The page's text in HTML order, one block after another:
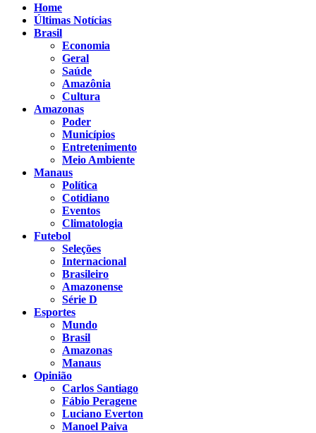
Home
Últimas Notícias
Brasil
Economia
Geral
Saúde
Amazônia
Cultura
Amazonas
Poder
Municípios
Entretenimento
Meio Ambiente
Manaus
Política
Cotidiano
Eventos
Climatologia
Futebol
Seleções
Internacional
Brasileiro
Amazonense
Série D
Esportes
Mundo
Brasil
Amazonas
Manaus
Opinião
Carlos Santiago
Fábio Peragene
Luciano Everton
Manoel Paiva